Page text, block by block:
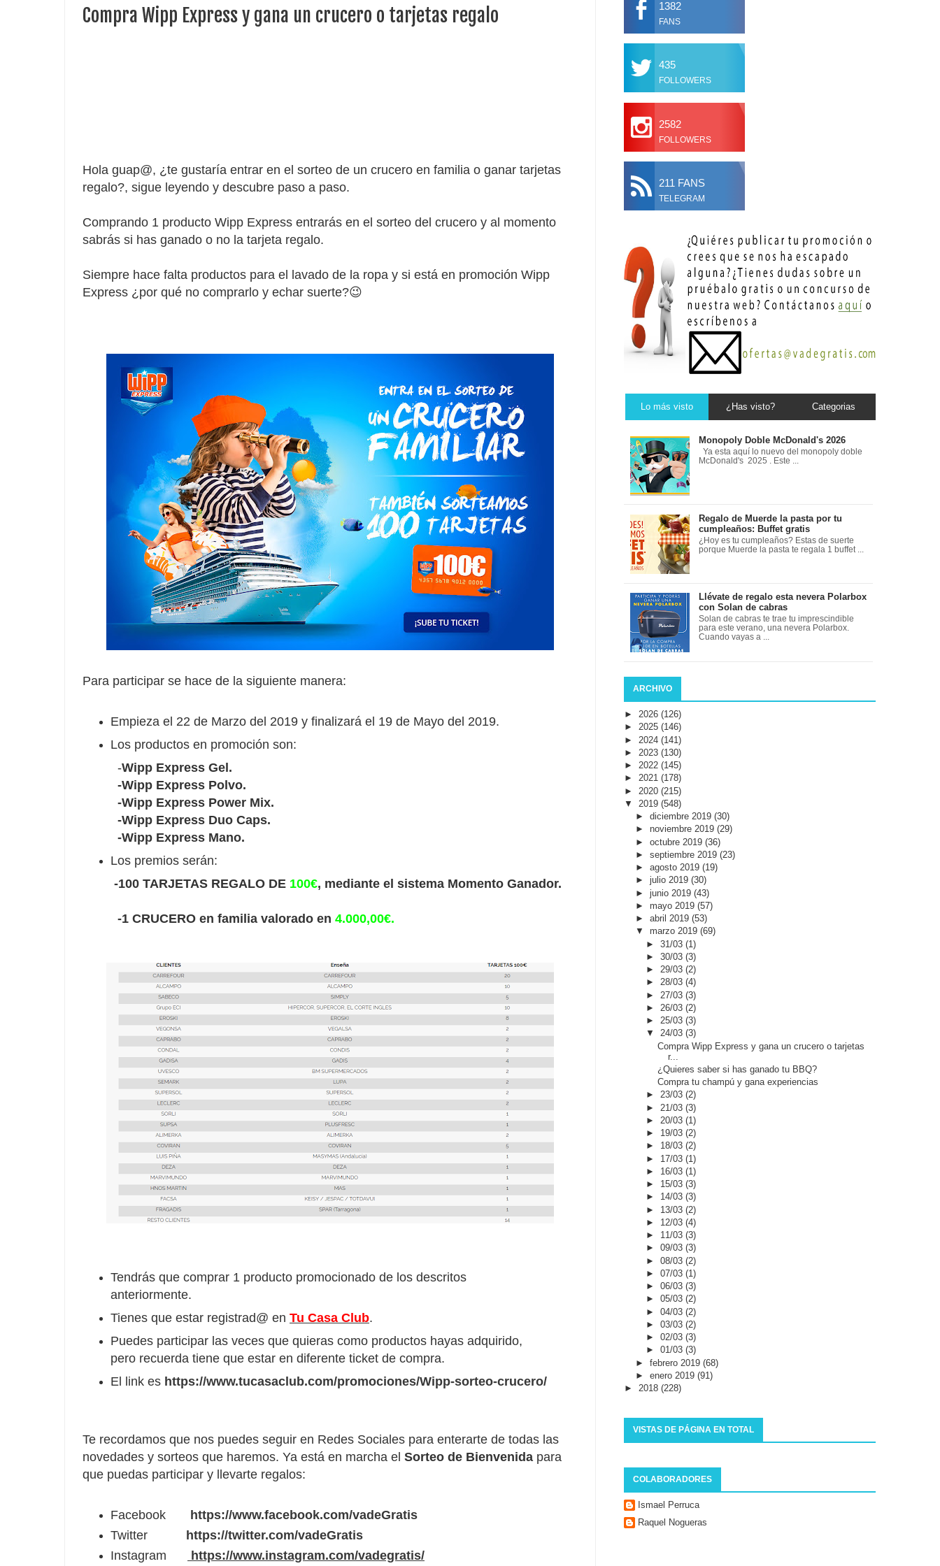
Compra Wipp Express y gana un crucero o tarjetas regalo
Hola guap@, ¿te gustaría entrar en el sorteo de un crucero en familia o ganar tarjetas
regalo?, sigue leyendo y descubre paso a paso.
Comprando 1 producto Wipp Express entrarás en el sorteo del crucero y al momento
sabrás si has ganado o no la tarjeta regalo.
Siempre hace falta productos para el lavado de la ropa y si está en promoción Wipp
Express ¿por qué no comprarlo y echar suerte?😉
Para participar se hace de la siguiente manera:
Empieza el 22 de Marzo del 2019 y finalizará el 19 de Mayo del 2019.
Los productos en promoción son:
-Wipp Express Gel.
-Wipp Express Polvo.
-Wipp Express Power Mix.
-Wipp Express Duo Caps.
-Wipp Express Mano.
Los premios serán:
-100 TARJETAS REGALO DE 100€, mediante el sistema Momento Ganador.
-1 CRUCERO en familia valorado en 4.000,00€.
Tendrás que comprar 1 producto promocionado de los descritos
anteriormente.
Tienes que estar registrad@ en Tu Casa Club.
Puedes participar las veces que quieras como productos hayas adquirido,
pero recuerda tiene que estar en diferente ticket de compra.
El link es https://www.tucasaclub.com/promociones/Wipp-sorteo-crucero/
Te recordamos que nos puedes seguir en Redes Sociales para enterarte de todas las
novedades y sorteos que haremos. Ya está en marcha el Sorteo de Bienvenida para
que puedas participar y llevarte regalos:
Facebook https://www.facebook.com/vadeGratis
Twitter https://twitter.com/vadeGratis
Instagram
https://www.instagram.com/vadegratis/
1382
FANS
435
FOLLOWERS
2582
FOLLOWERS
211 FANS
TELEGRAM
Lo más visto ¿Has visto? Categorias
Monopoly Doble McDonald's 2026
Ya esta aquí lo nuevo del monopoly doble
McDonald's 2025 . Este ...
Regalo de Muerde la pasta por tu
cumpleaños: Buffet gratis
¿Hoy es tu cumpleaños? Estas de suerte
porque Muerde la pasta te regala 1 buffet ...
Llévate de regalo esta nevera Polarbox
con Solan de cabras
Solan de cabras te trae tu imprescindible
para este verano, una nevera Polarbox.
Cuando vayas a ...
ARCHIVO
► 2026 (126)
► 2025 (146)
► 2024 (141)
► 2023 (130)
► 2022 (145)
► 2021 (178)
► 2020 (215)
▼ 2019 (548)
► diciembre 2019 (30)
► noviembre 2019 (29)
► octubre 2019 (36)
► septiembre 2019 (23)
► agosto 2019 (19)
► julio 2019 (30)
► junio 2019 (43)
► mayo 2019 (57)
► abril 2019 (53)
▼ marzo 2019 (69)
►31/03(1)
►30/03(3)
►29/03(2)
►28/03(4)
► 27/03(3)
► 26/03(2)
►25/03(3)
▼24/03(3)
Compra Wipp Express y gana un crucero o tarjetas
r...
¿Quieres saber si has ganado tu BBQ?
Compra tu champú y gana experiencias
►23/03(2)
► 21/03(3)
► 20/03(1)
► 19/03(2)
► 18/03(2)
► 17/03(1)
► 16/03(1)
► 15/03(3)
► 14/03(3)
► 13/03(2)
► 12/03(4)
► 11/03(3)
►09/03(3)
►08/03(2)
►07/03(1)
►06/03(3)
►05/03(2)
►04/03(2)
►03/03(2)
►02/03(3)
►01/03(3)
► febrero 2019 (68)
► enero 2019 (91)
► 2018 (228)
VISTAS DE PÁGINA EN TOTAL
COLABORADORES
Ismael Perruca
Raquel Nogueras